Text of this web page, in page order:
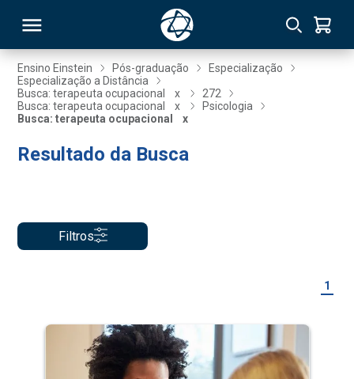
Ensino Einstein Pós-graduação
Especialização
Especialização a Distância
Busca: terapeuta ocupacional
x
272
Busca: terapeuta ocupacional
x
Psicologia
Busca: terapeuta ocupacional
x
Resultado da Busca
Filtros
1